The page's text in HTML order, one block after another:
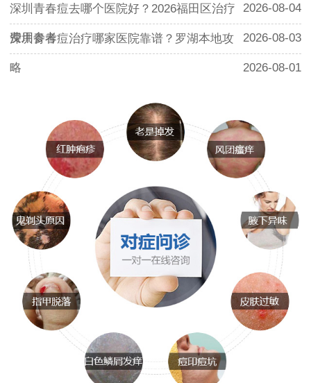
2026-08-04
深圳青春痘去哪个医院好？2026福田区治疗
费用参考 2026-08-03
深圳青春痘治疗哪家医院靠谱？罗湖本地攻
略 2026-08-01